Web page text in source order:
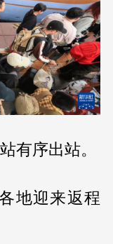
有序出站。
地迎来返程